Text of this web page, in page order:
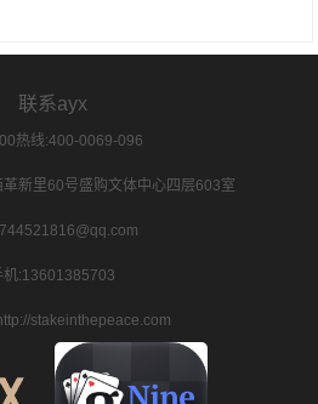
联系ayx
热线:400-0069-096
新里60号盛购文体中心四层603室
机:13601385703
stakeinthepeace.com